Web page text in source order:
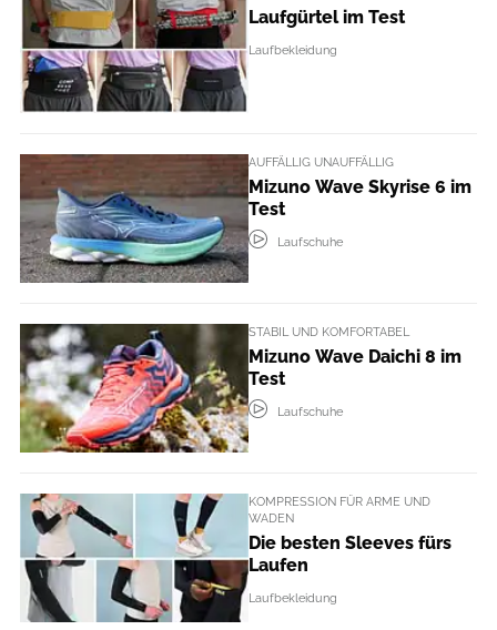
Laufgürtel im Test
Laufbekleidung
AUFFÄLLIG UNAUFFÄLLIG
Mizuno Wave Skyrise 6 im
Test
Laufschuhe
STABIL UND KOMFORTABEL
Mizuno Wave Daichi 8 im
Test
Laufschuhe
KOMPRESSION FÜR ARME UND
WADEN
Die besten Sleeves fürs
Laufen
Laufbekleidung